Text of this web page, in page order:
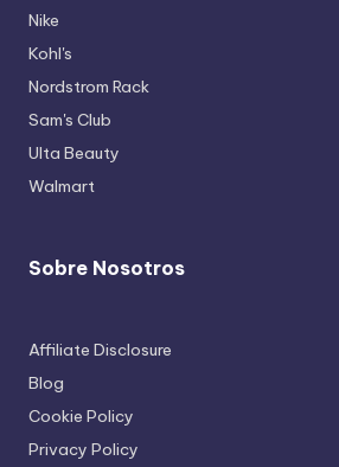
Nike
Kohl's
Nordstrom Rack
Sam's Club
Ulta Beauty
Walmart
Sobre Nosotros
Affiliate Disclosure
Blog
Cookie Policy
Privacy Policy